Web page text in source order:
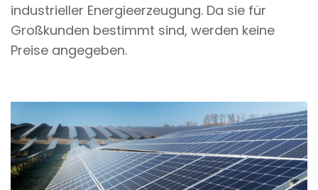
industrieller Energieerzeugung. Da sie für
Großkunden bestimmt sind, werden keine
Preise angegeben.